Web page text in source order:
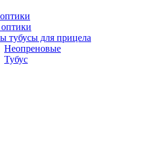
тубусы для прицела
Неопреновые
Тубус